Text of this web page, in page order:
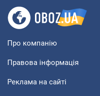
Про компанію
Правова інформація
Реклама на сайті